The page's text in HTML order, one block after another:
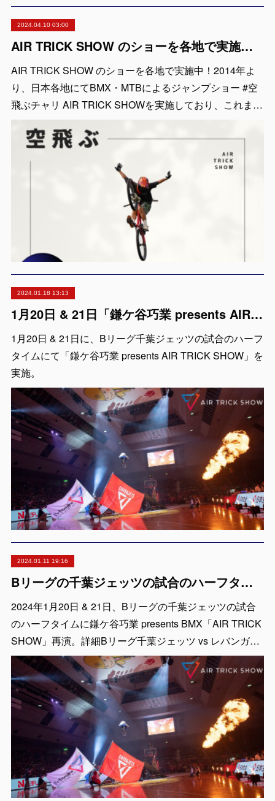
2024.04.10 03:00
AIR TRICK SHOW のショーを各地で実施中！出張依頼受付中！
AIR TRICK SHOW のショーを各地で実施中！2014年よ
り、日本各地にてBMX・MTBによるジャンプショー #空
飛ぶチャリ AIR TRICK SHOWを実施しており、これま…
2024.01.18 13:13
1月20日 & 21日「鎌ケ谷巧業 presents AIR TRICK SHOW」出演者紹介
1月20日 & 21日に、Bリーグ千葉ジェッツの試合のハーフ
タイムにて「鎌ケ谷巧業 presents AIR TRICK SHOW」を
実施。
2024.01.11 19:16
Bリーグの千葉ジェッツの試合のハーフタイムで鎌ケ谷巧業 presents BMX「AIR TRICK SHOW」を再演
2024年1月20日 & 21日、Bリーグの千葉ジェッツの試合
のハーフタイムに鎌ケ谷巧業 presents BMX「AIR TRICK
SHOW」再演。詳細Bリーグ千葉ジェッツ vs レバンガ…